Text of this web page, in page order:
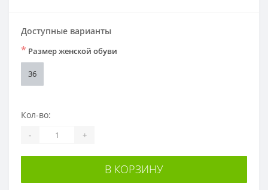
Доступные варианты
* Размер женской обуви
36
Кол-во:
- +
В КОРЗИНУ